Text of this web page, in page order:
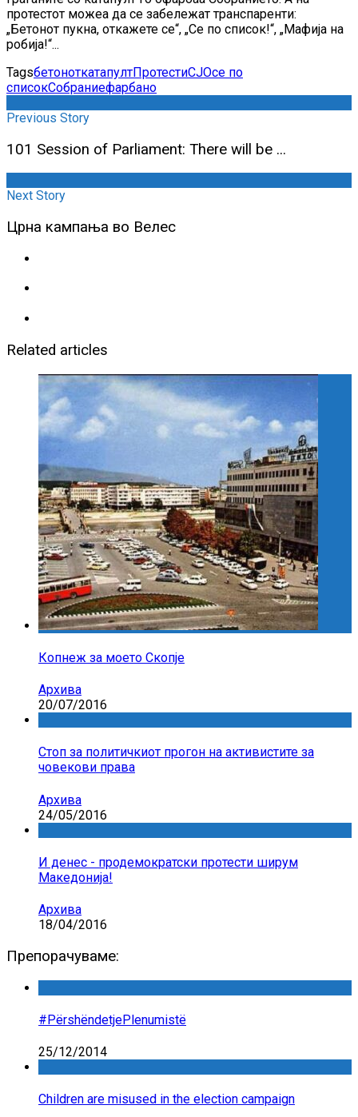
протестот можеа да се забележат транспаренти:
„Бетонот пукна, откажете се“, „Се по список!“, „Мафија на
робија!“...
TagsбетоноткатапултПротестиСЈОсе по
списокСобраниефарбано
Previous Story
101 Session of Parliament: There will be ...
Next Story
Црна кампања во Велес
Related articles
Копнеж за моето Скопје
Архива
20/07/2016
Стоп за политичкиот прогон на активистите за
човекови права
Архива
24/05/2016
И денес - продемократски протести ширум
Македонија!
Архива
18/04/2016
Препорачуваме:
#PërshëndetjePlenumistë
25/12/2014
Children are misused in the election campaign